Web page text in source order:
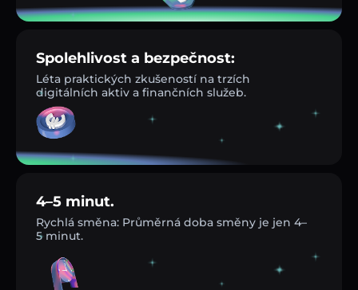
Spolehlivost a bezpečnost:
Léta praktických zkušeností na trzích
digitálních aktiv a finančních služeb.
4–5 minut.
Rychlá směna: Průměrná doba směny je jen 4–
5 minut.